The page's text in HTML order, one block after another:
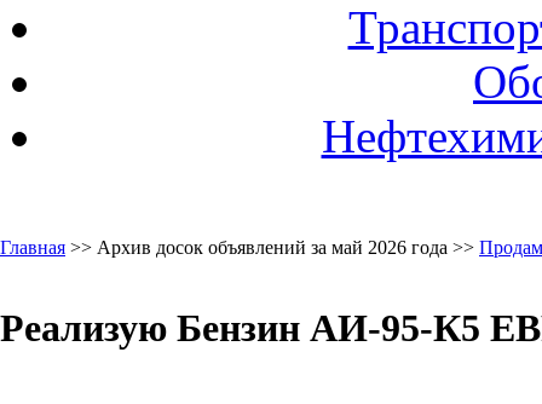
Главная >> Архив досок объявлений за май 2026 года >>
Реализую Бензин АИ-95-К5